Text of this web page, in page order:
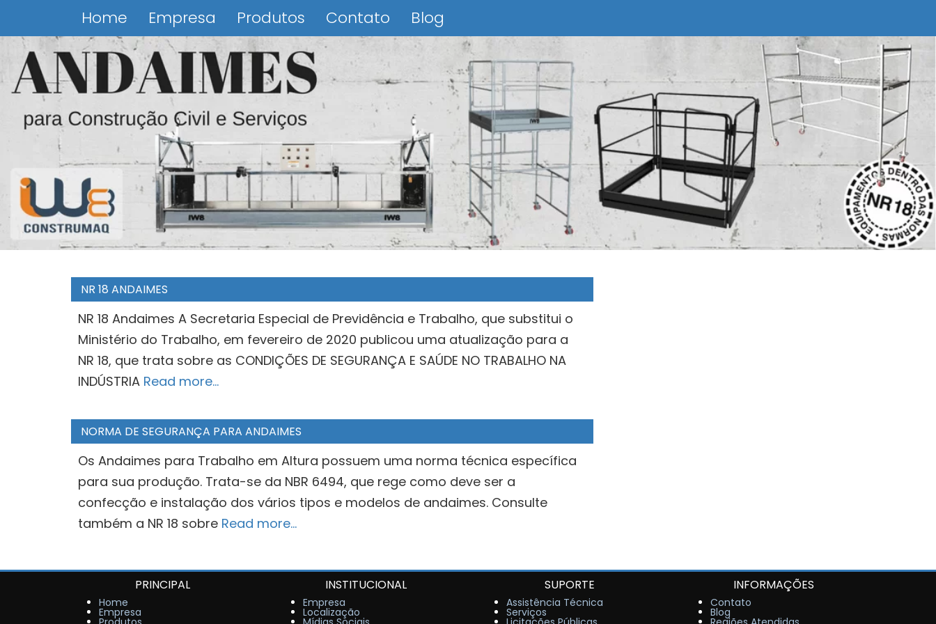
Home Empresa Produtos Contato Blog
NR 18 ANDAIMES
NR 18 Andaimes A Secretaria Especial de Previdência e Trabalho, que substitui o
Ministério do Trabalho, em fevereiro de 2020 publicou uma atualização para a
NR 18, que trata sobre as CONDIÇÕES DE SEGURANÇA E SAÚDE NO TRABALHO NA
INDÚSTRIA Read more…
NORMA DE SEGURANÇA PARA ANDAIMES
Os Andaimes para Trabalho em Altura possuem uma norma técnica específica
para sua produção. Trata-se da NBR 6494, que rege como deve ser a
confecção e instalação dos vários tipos e modelos de andaimes. Consulte
também a NR 18 sobre Read more…
PRINCIPAL
Home
Empresa
INSTITUCIONAL
Empresa
Localização
SUPORTE
Assistência Técnica
Serviços
INFORMAÇÕES
Contato
Blog